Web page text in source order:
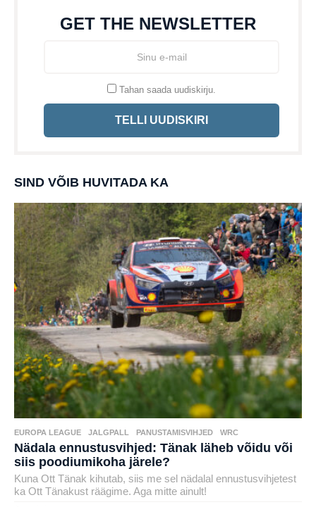
GET THE NEWSLETTER
Tahan saada uudiskirju.
TELLI UUDISKIRI
SIND VÕIB HUVITADA KA
EUROPA LEAGUE ,JALGPALL ,PANUSTAMISVIHJED ,WRC
Nädala ennustusvihjed: Tänak läheb võidu või
siis poodiumikoha järele?
Kuna Ott Tänak kihutab, siis me sel nädalal ennustusvihjetest
ka Ott Tänakust räägime. Aga mitte ainult!